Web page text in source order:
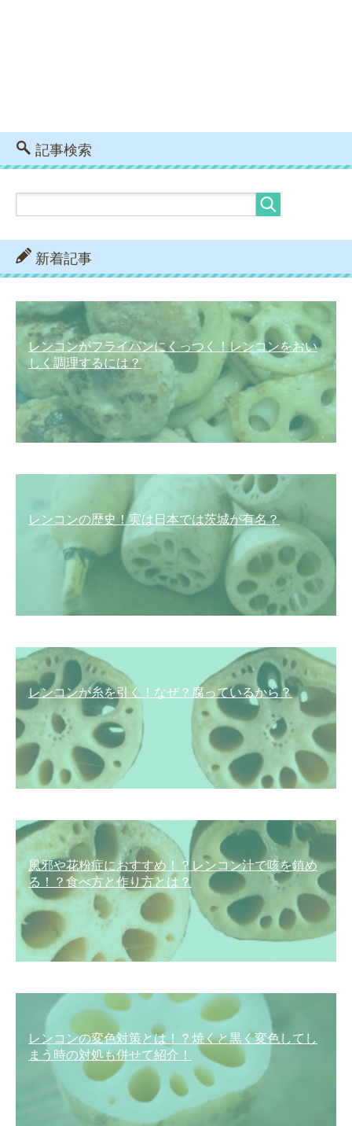
記事検索
新着記事
レンコンがフライパンにくっつく！レンコンをおい
しく調理するには？
レンコンの歴史！実は日本では茨城が有名？
レンコンが糸を引く！なぜ？腐っているから？
風邪や花粉症におすすめ！？レンコン汁で咳を鎮め
る！？食べ方と作り方とは？
レンコンの変色対策とは！？焼くと黒く変色してし
まう時の対処も併せて紹介！